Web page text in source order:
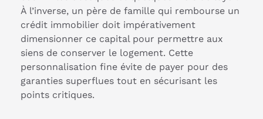
À l’inverse, un père de famille qui rembourse un
crédit immobilier doit impérativement
dimensionner ce capital pour permettre aux
siens de conserver le logement. Cette
personnalisation fine évite de payer pour des
garanties superflues tout en sécurisant les
points critiques.